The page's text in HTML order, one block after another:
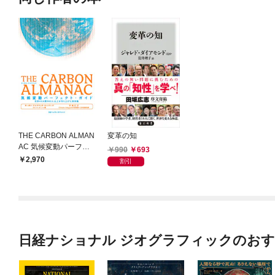
THE CARBON ALMAN
AC 気候変動パーフェ
クト・ガイド
2,970
変革の知
990
693
割引
日経ナショナル ジオグラフィックのお